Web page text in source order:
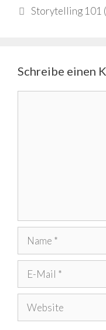
Storytelling 101
Schreibe einen
Mail